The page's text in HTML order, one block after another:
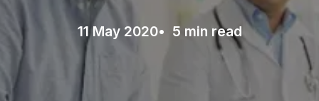
11 May 2020• 5 min read